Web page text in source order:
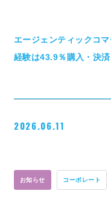
エージェンティックコ
経験は43.9％購入・決
2026.06.11
お知らせ コーポレート